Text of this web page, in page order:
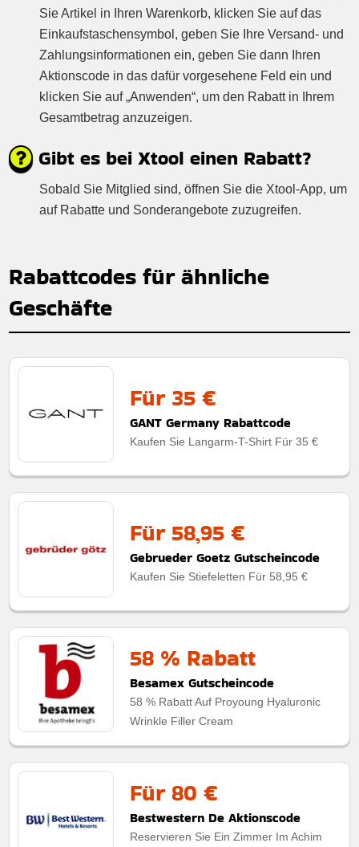
Sie Artikel in Ihren Warenkorb, klicken Sie auf das
Einkaufstaschensymbol, geben Sie Ihre Versand- und
Zahlungsinformationen ein, geben Sie dann Ihren
Aktionscode in das dafür vorgesehene Feld ein und
klicken Sie auf „Anwenden“, um den Rabatt in Ihrem
Gesamtbetrag anzuzeigen.
Gibt es bei Xtool einen Rabatt?
Sobald Sie Mitglied sind, öffnen Sie die Xtool-App, um
auf Rabatte und Sonderangebote zuzugreifen.
Rabattcodes für ähnliche
Geschäfte
Für 35 €
GANT Germany Rabattcode
Kaufen Sie Langarm-T-Shirt Für 35 €
Für 58,95 €
Gebrueder Goetz Gutscheincode
Kaufen Sie Stiefeletten Für 58,95 €
58 % Rabatt
Besamex Gutscheincode
58 % Rabatt Auf Proyoung Hyaluronic
Wrinkle Filler Cream
Für 80 €
Bestwestern De Aktionscode
Reservieren Sie Ein Zimmer Im Achim